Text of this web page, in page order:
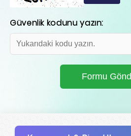
Güvenlik kodunu yazın: